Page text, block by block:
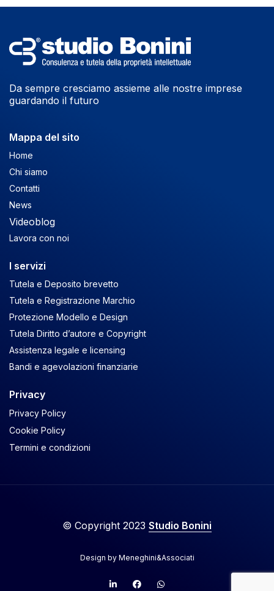
Da sempre cresciamo assieme alle nostre imprese
guardando il futuro
Mappa del sito
Home
Chi siamo
Contatti
News
Videoblog
Lavora con noi
I servizi
Tutela e Deposito brevetto
Tutela e Registrazione Marchio
Protezione Modello e Design
Tutela Diritto d’autore e Copyright
Assistenza legale e licensing
Bandi e agevolazioni finanziarie
Privacy
Privacy Policy
Cookie Policy
Termini e condizioni
© Copyright 2023 Studio Bonini
Design by Meneghini&Associati